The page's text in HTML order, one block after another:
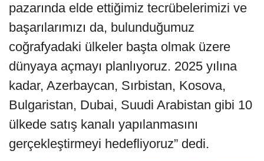
pazarında elde ettiğimiz tecrübelerimizi ve
başarılarımızı da, bulunduğumuz
coğrafyadaki ülkeler başta olmak üzere
dünyaya açmayı planlıyoruz. 2025 yılına
kadar, Azerbaycan, Sırbistan, Kosova,
Bulgaristan, Dubai, Suudi Arabistan gibi 10
ülkede satış kanalı yapılanmasını
gerçekleştirmeyi hedefliyoruz” dedi.